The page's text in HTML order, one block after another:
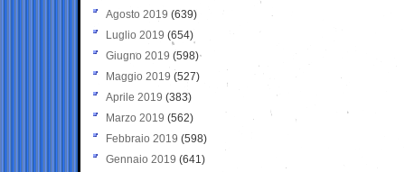
Agosto 2019 (639)
Luglio 2019 (654)
Giugno 2019 (598)
Maggio 2019 (527)
Aprile 2019 (383)
Marzo 2019 (562)
Febbraio 2019 (598)
Gennaio 2019 (641)